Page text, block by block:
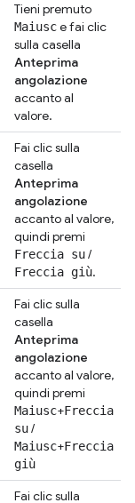
Tieni premuto
Maiusce fai clic
sulla casella
Anteprima
angolazione
accanto al
valore.
Fai clic sulla
casella
Anteprima
angolazione
accanto al valore,
quindi premi
Freccia su/
Freccia giù.
Fai clic sulla
casella
Anteprima
angolazione
accanto al valore,
quindi premi
Maiusc+Freccia
su/
Maiusc+Freccia
giù
Fai clic sulla